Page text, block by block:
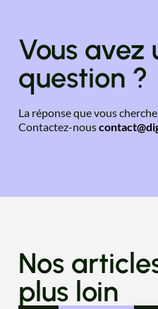
Vous avez
question ?
La réponse que vous
Contactez-nous
Nos
plus loin